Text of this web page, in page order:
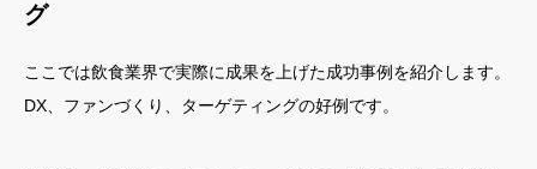
グ
ここでは飲食業界で実際に成果を上げた成功事例を紹介します。
DX、ファンづくり、ターゲティングの好例です。